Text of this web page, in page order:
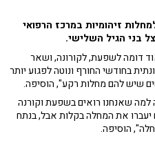
זיהומיות במרכז הרפואי
דומה לשפעת, לקורונה, ושאר
בחודשי החורף ונוטה לפגוע יותר
שאנחנו רואים בשפעת וקורנה
את המחלה בקלות אבל, בנתח
הוסיפה.